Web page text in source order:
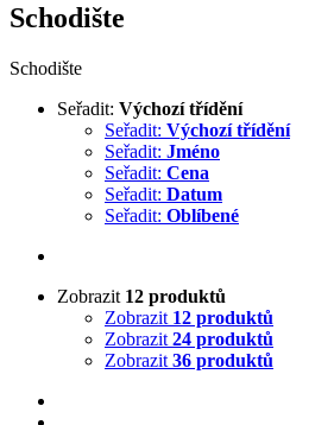
Schodište
Schodište
Seřadit: Výchozí třídění
Seřadit: Výchozí třídění
Seřadit: Jméno
Seřadit: Cena
Seřadit: Datum
Seřadit: Oblíbené
Zobrazit 12 produktů
Zobrazit 12 produktů
Zobrazit 24 produktů
Zobrazit 36 produktů